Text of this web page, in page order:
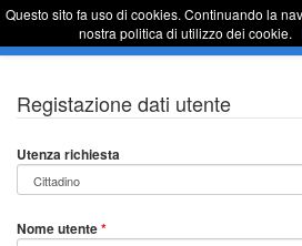
Passa
Sportello Unico
Registazione dati utente
Utenza richiesta
Nome utente*
Questo sito fa uso di cookies. Continuando la
nostra politica di utilizzo dei cookie.